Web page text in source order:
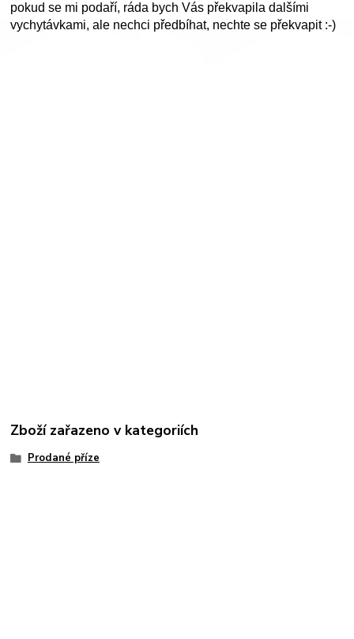
pokud se mi podaří, ráda bych Vás překvapila dalšími
vychytávkami, ale nechci předbíhat, nechte se překvapit :-)
Zboží zařazeno v kategoriích
Prodané příze